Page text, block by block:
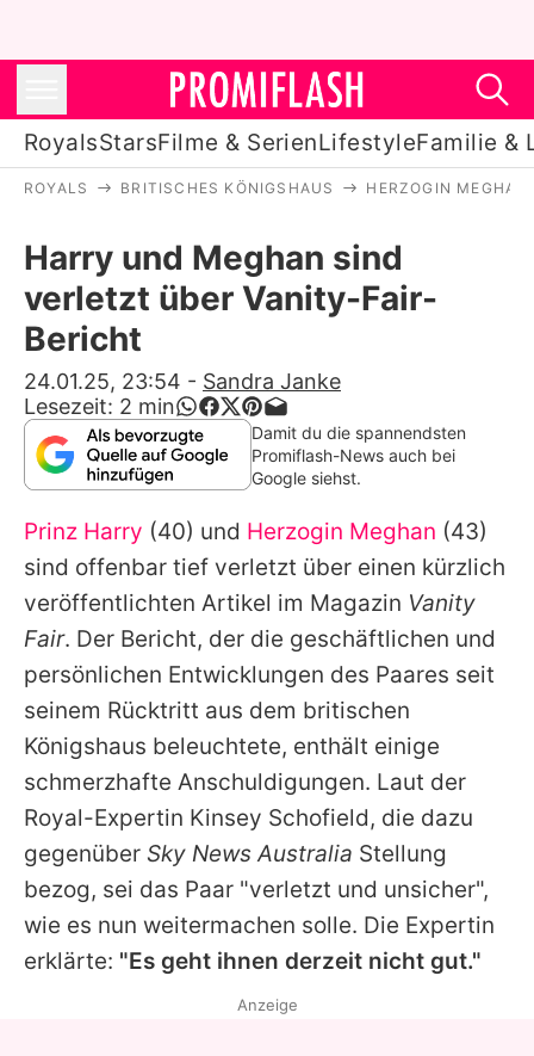
RoyalsStarsFilme & SerienLifestyleFamilie &
Stars
Filme & Serien
Lifestyle
Familie & Liebe
Promiflash Exklusiv
Alle Themen auf Promiflash
Jobs
App runterladen
Team
Redaktionelle Richtlinien
Impressum
Datenschutzerklärung
Utiq verwalten
ROYALS BRITISCHES KÖNIGSHAUS HERZOGIN MEGHAN
Harry und Meghan sind
verletzt über Vanity-Fair-
Bericht
24.01.25, 23:54 - Sandra Janke
Lesezeit: 2 min
Damit du die spannendsten
Promiflash-News auch bei
Google siehst.
Prinz Harry (40) und Herzogin Meghan (43)
sind offenbar tief verletzt über einen kürzlich
veröffentlichten Artikel im Magazin Vanity
Fair. Der Bericht, der die geschäftlichen und
persönlichen Entwicklungen des Paares seit
seinem Rücktritt aus dem britischen
Königshaus beleuchtete, enthält einige
schmerzhafte Anschuldigungen. Laut der
Royal-Expertin Kinsey Schofield, die dazu
gegenüber Sky News Australia Stellung
bezog, sei das Paar "verletzt und unsicher",
wie es nun weitermachen solle. Die Expertin
erklärte: "Es geht ihnen derzeit nicht gut."
Anzeige